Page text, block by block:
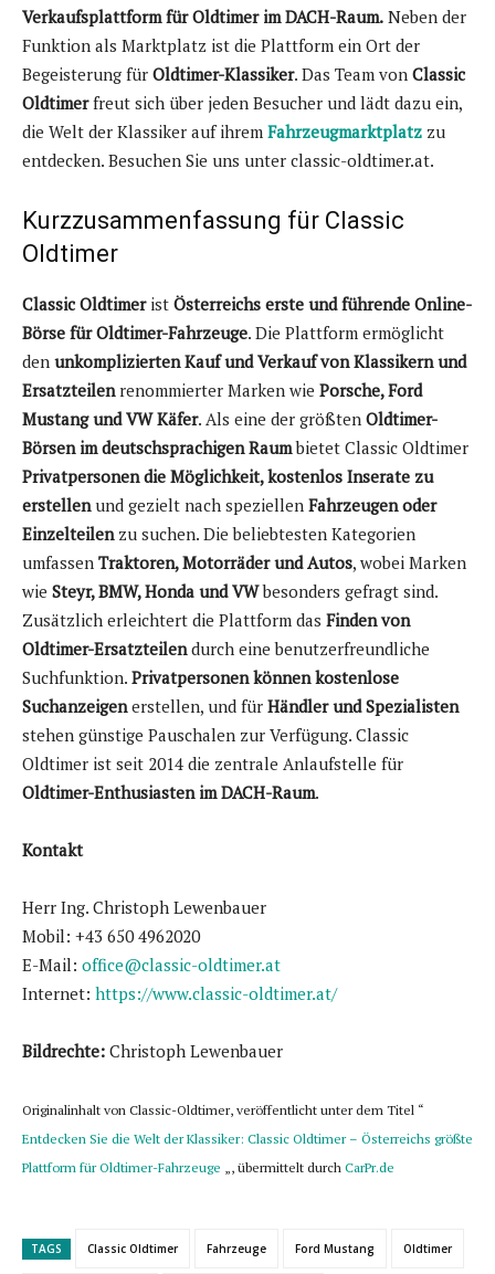
Verkaufsplattform für Oldtimer im DACH-Raum. Neben der
Funktion als Marktplatz ist die Plattform ein Ort der
Begeisterung für Oldtimer-Klassiker. Das Team von Classic
Oldtimerfreut sich über jeden Besucher und lädt dazu ein,
die Welt der Klassiker auf ihrem Fahrzeugmarktplatz zu
entdecken. Besuchen Sie uns unter classic-oldtimer.at.
Kurzzusammenfassung für Classic
Oldtimer
Classic Oldtimerist Österreichs erste und führende Online-
Börse für Oldtimer-Fahrzeuge. Die Plattform ermöglicht
den unkomplizierten Kauf und Verkauf von Klassikern und
Ersatzteilen renommierter Marken wie Porsche, Ford
Mustang und VW Käfer. Als eine der größten Oldtimer-
Börsen im deutschsprachigen Raumbietet Classic Oldtimer
Privatpersonen die Möglichkeit, kostenlos Inserate zu
erstellen und gezielt nach speziellen Fahrzeugen oder
Einzelteilen zu suchen. Die beliebtesten Kategorien
umfassen Traktoren, Motorräder und Autos, wobei Marken
wie Steyr, BMW, Honda und VWbesonders gefragt sind.
Zusätzlich erleichtert die Plattform das Finden von
Oldtimer-Ersatzteilen durch eine benutzerfreundliche
Suchfunktion. Privatpersonen können kostenlose
Suchanzeigen erstellen, und für Händler und Spezialisten
stehen günstige Pauschalen zur Verfügung. Classic
Oldtimer ist seit 2014 die zentrale Anlaufstelle für
Oldtimer-Enthusiasten im DACH-Raum.
Kontakt
Herr Ing. Christoph Lewenbauer
Mobil: +43 650 4962020
E-Mail: office@classic-oldtimer.at
Internet: https://www.classic-oldtimer.at/
Bildrechte: Christoph Lewenbauer
Originalinhalt von Classic-Oldtimer, veröffentlicht unter dem Titel “
Entdecken Sie die Welt der Klassiker: Classic Oldtimer – Österreichs größte
Plattform für Oldtimer-Fahrzeuge „, übermittelt durch CarPr.de
TAGS Classic Oldtimer Fahrzeuge Ford Mustang Oldtimer